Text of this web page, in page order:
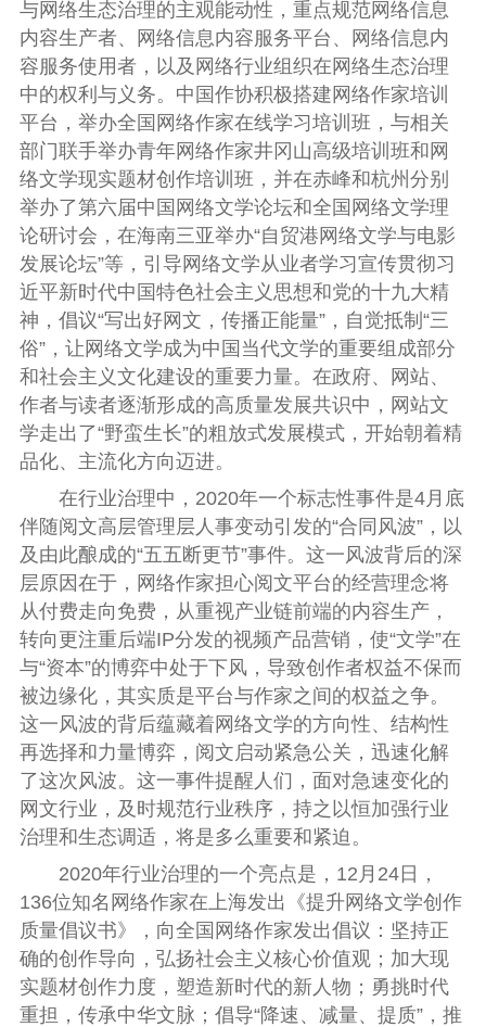
与网络生态治理的主观能动性，重点规范网络信息
内容生产者、网络信息内容服务平台、网络信息内
容服务使用者，以及网络行业组织在网络生态治理
中的权利与义务。中国作协积极搭建网络作家培训
平台，举办全国网络作家在线学习培训班，与相关
部门联手举办青年网络作家井冈山高级培训班和网
络文学现实题材创作培训班，并在赤峰和杭州分别
举办了第六届中国网络文学论坛和全国网络文学理
论研讨会，在海南三亚举办“自贸港网络文学与电影
发展论坛”等，引导网络文学从业者学习宣传贯彻习
近平新时代中国特色社会主义思想和党的十九大精
神，倡议“写出好网文，传播正能量”，自觉抵制“三
俗”，让网络文学成为中国当代文学的重要组成部分
和社会主义文化建设的重要力量。在政府、网站、
作者与读者逐渐形成的高质量发展共识中，网站文
学走出了“野蛮生长”的粗放式发展模式，开始朝着精
品化、主流化方向迈进。
在行业治理中，2020年一个标志性事件是4月底
伴随阅文高层管理层人事变动引发的“合同风波”，以
及由此酿成的“五五断更节”事件。这一风波背后的深
层原因在于，网络作家担心阅文平台的经营理念将
从付费走向免费，从重视产业链前端的内容生产，
转向更注重后端IP分发的视频产品营销，使“文学”在
与“资本”的博弈中处于下风，导致创作者权益不保而
被边缘化，其实质是平台与作家之间的权益之争。
这一风波的背后蕴藏着网络文学的方向性、结构性
再选择和力量博弈，阅文启动紧急公关，迅速化解
了这次风波。这一事件提醒人们，面对急速变化的
网文行业，及时规范行业秩序，持之以恒加强行业
治理和生态调适，将是多么重要和紧迫。
2020年行业治理的一个亮点是，12月24日，
136位知名网络作家在上海发出《提升网络文学创作
质量倡议书》，向全国网络作家发出倡议：坚持正
确的创作导向，弘扬社会主义核心价值观；加大现
实题材创作力度，塑造新时代的新人物；勇挑时代
重担，传承中华文脉；倡导“降速、减量、提质”，推